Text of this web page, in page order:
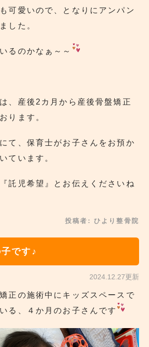
可愛いので、となりにアンパン
した。
るのかなぁ～～
、産後2カ月から産後骨盤矯正
ります。
て、保育士がお子さんをお預か
ています。
託児希望』とお伝えくださいね
投稿者: ひより整骨院
です♪
2024.12.27更新
正の施術中にキッズスペースで
る、４か月のお子さんです